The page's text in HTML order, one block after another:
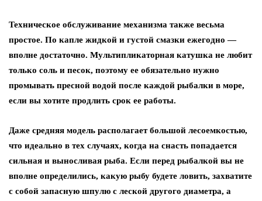
Техническое обслуживание механизма также весьма
простое. По капле жидкой и густой смазки ежегодно —
вполне достаточно. Мультипликаторная катушка не любит
только соль и песок, поэтому ее обязательно нужно
промывать пресной водой после каждой рыбалки в море,
если вы хотите продлить срок ее работы.
Даже средняя модель располагает большой лесоемкостью,
что идеально в тех случаях, когда на снасть попадается
сильная и выносливая рыба. Если перед рыбалкой вы не
вполне определились, какую рыбу будете ловить, захватите
с собой запасную шпулю с леской другого диаметра, а